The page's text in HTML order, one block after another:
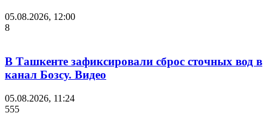
05.08.2026, 12:00
8
В Ташкенте зафиксировали сброс сточных вод в
канал Бозсу. Видео
05.08.2026, 11:24
555